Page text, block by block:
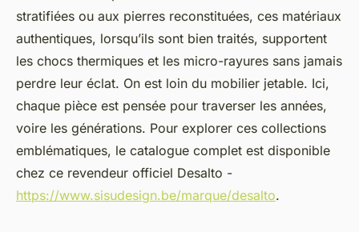
stratifiées ou aux pierres reconstituées, ces matériaux
authentiques, lorsqu’ils sont bien traités, supportent
les chocs thermiques et les micro-rayures sans jamais
perdre leur éclat. On est loin du mobilier jetable. Ici,
chaque pièce est pensée pour traverser les années,
voire les générations. Pour explorer ces collections
emblématiques, le catalogue complet est disponible
chez ce revendeur officiel Desalto -
https://www.sisudesign.be/marque/desalto.